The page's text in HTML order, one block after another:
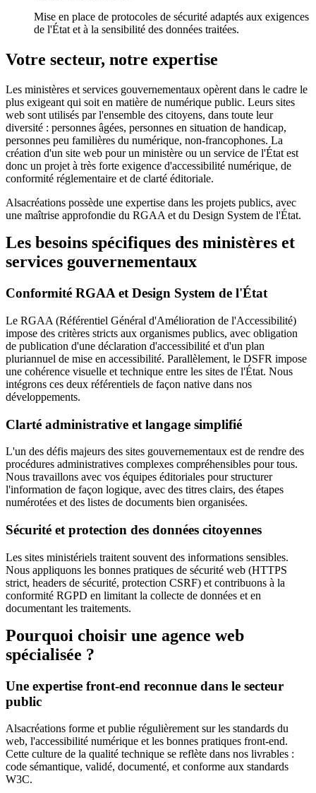
Mise en place de protocoles de sécurité adaptés aux exigences
de l'État et à la sensibilité des données traitées.
Votre secteur, notre expertise
Les ministères et services gouvernementaux opèrent dans le cadre le
plus exigeant qui soit en matière de numérique public. Leurs sites
web sont utilisés par l'ensemble des citoyens, dans toute leur
diversité : personnes âgées, personnes en situation de handicap,
personnes peu familières du numérique, non-francophones. La
création d'un site web pour un ministère ou un service de l'État est
donc un projet à très forte exigence d'accessibilité numérique, de
conformité réglementaire et de clarté éditoriale.
Alsacréations possède une expertise dans les projets publics, avec
une maîtrise approfondie du RGAA et du Design System de l'État.
Les besoins spécifiques des ministères et
services gouvernementaux
Conformité RGAA et Design System de l'État
Le RGAA (Référentiel Général d'Amélioration de l'Accessibilité)
impose des critères stricts aux organismes publics, avec obligation
de publication d'une déclaration d'accessibilité et d'un plan
pluriannuel de mise en accessibilité. Parallèlement, le DSFR impose
une cohérence visuelle et technique entre les sites de l'État. Nous
intégrons ces deux référentiels de façon native dans nos
développements.
Clarté administrative et langage simplifié
L'un des défis majeurs des sites gouvernementaux est de rendre des
procédures administratives complexes compréhensibles pour tous.
Nous travaillons avec vos équipes éditoriales pour structurer
l'information de façon logique, avec des titres clairs, des étapes
numérotées et des listes de documents bien organisées.
Sécurité et protection des données citoyennes
Les sites ministériels traitent souvent des informations sensibles.
Nous appliquons les bonnes pratiques de sécurité web (HTTPS
strict, headers de sécurité, protection CSRF) et contribuons à la
conformité RGPD en limitant la collecte de données et en
documentant les traitements.
Pourquoi choisir une agence web
spécialisée ?
Une expertise front-end reconnue dans le secteur
public
Alsacréations forme et publie régulièrement sur les standards du
web, l'accessibilité numérique et les bonnes pratiques front-end.
Cette culture de la qualité technique se reflète dans nos livrables :
code sémantique, validé, documenté, et conforme aux standards
W3C.